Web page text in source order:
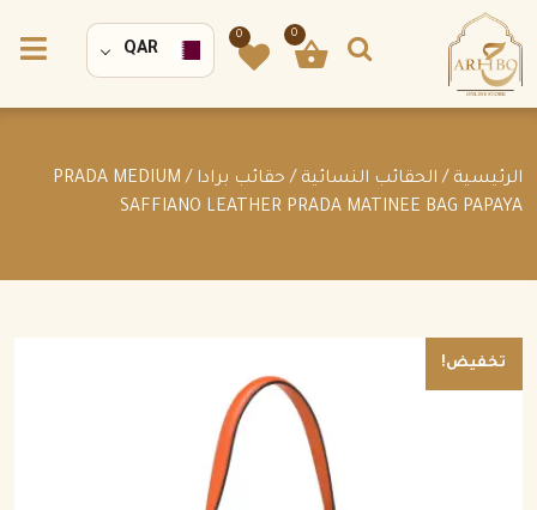
0
0
QAR
الرئيسية / الحقائب النسائية / حقائب برادا
/ PRADA MEDIUM
SAFFIANO LEATHER PRADA MATINEE BAG PAPAYA
تخفيض!